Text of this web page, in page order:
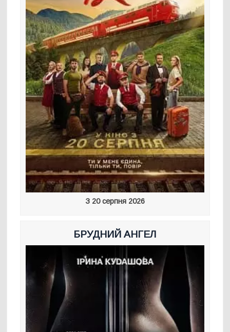
З 20 серпня 2026
БРУДНИЙ АНГЕЛ